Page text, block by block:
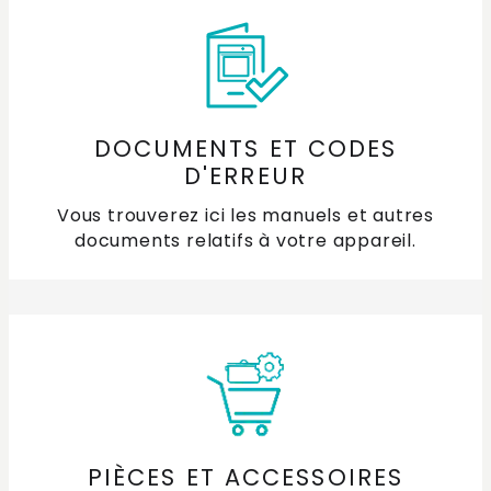
four et votre four à micro-ondes combiné
DOCUMENTS ET CODES
D'ERREUR
Vous trouverez ici les manuels et autres
documents relatifs à votre appareil.
PIÈCES ET ACCESSOIRES